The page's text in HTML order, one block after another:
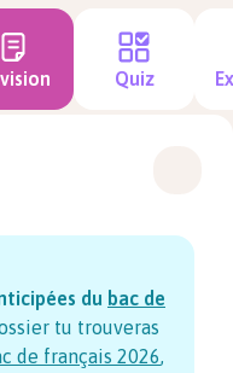
Quiz
du bac de
tu trouveras
de français 2026,